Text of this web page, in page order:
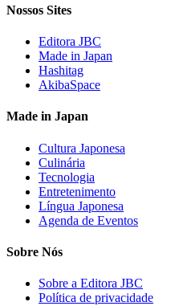
Nossos Sites
Editora JBC
Made in Japan
Hashitag
AkibaSpace
Made in Japan
Cultura Japonesa
Culinária
Tecnologia
Entretenimento
Língua Japonesa
Agenda de Eventos
Sobre Nós
Sobre a Editora JBC
Política de privacidade